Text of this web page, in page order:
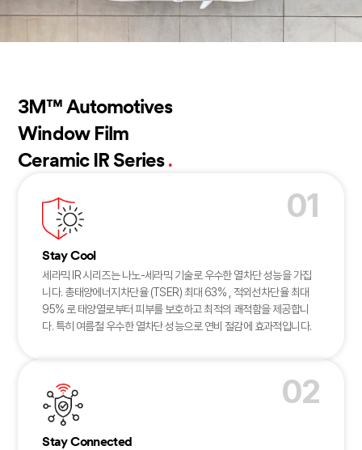
3M™ Automotives
Window Film
Ceramic IR Series .
01
Stay Cool
세라믹 IR 시리즈는 나노-세라믹 기술로 우수한 열차단 성능을 가집
니다. 총태양에너지차단율 (TSER) 최대 63% , 적외선차단율 최대
95% 로 태양열로부터 피부를 보호하고 최적의 쾌적함을 제공합니
다. 특히 여름철 우수한 열차단 성능으로 연비 절감에 효과적입니다.
02
Stay Connected